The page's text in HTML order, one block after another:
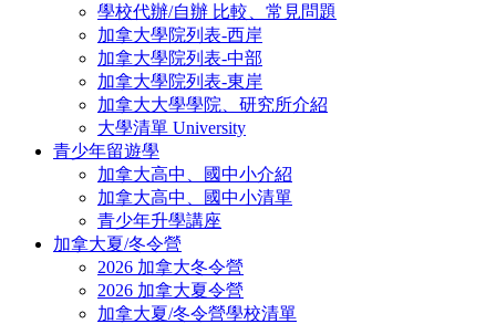
學校代辦/自辦 比較、常見問題
加拿大學院列表-西岸
加拿大學院列表-中部
加拿大學院列表-東岸
加拿大大學學院、研究所介紹
大學清單 University
青少年留遊學
加拿大高中、國中小介紹
加拿大高中、國中小清單
青少年升學講座
加拿大夏/冬令營
2026 加拿大冬令營
2026 加拿大夏令營
加拿大夏/冬令營學校清單